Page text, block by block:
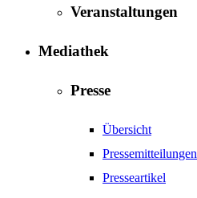
Veranstaltungen
Mediathek
Presse
Übersicht
Pressemitteilungen
Presseartikel